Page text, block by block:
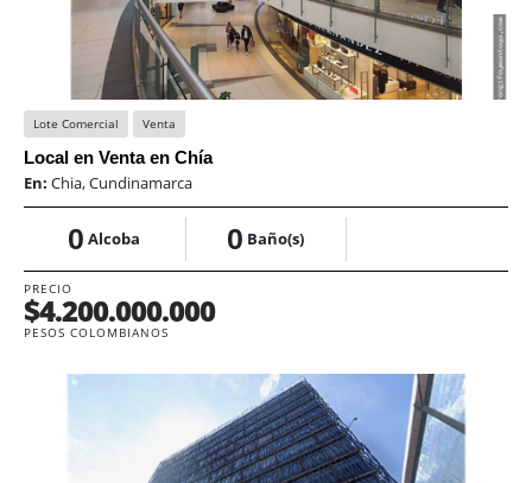
Lote Comercial Venta
Local en Venta en Chía
En: Chia, Cundinamarca
0 Alcoba 0 Baño(s)
PRECIO
$4.200.000.000
PESOS COLOMBIANOS